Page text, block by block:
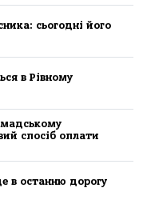
сьогодні його
в Рівному
спосіб оплати
в останню дорогу